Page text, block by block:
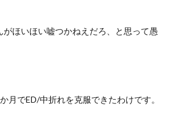
ほいほい嘘つかねえだろ、と思って愚
月でED/中折れを克服できたわけです。